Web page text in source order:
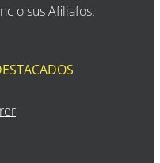
o sus Afiliafos.